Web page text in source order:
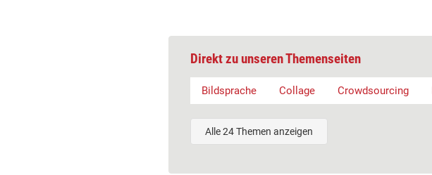
Direkt zu unseren Themenseiten
Bildsprache Collage Crowdsourcing
Alle 24 Themen anzeigen